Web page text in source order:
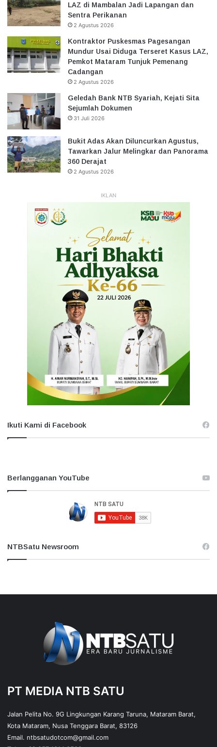
LAZ di Mambalan Jadi Lapangan dan
Sentra Perikanan
2 Agustus 2026
Kontraktor Puskesmas Pagesangan
Mundur Usai Diduga Terseret Kasus LAZ,
Pemkot Mataram Tunjuk Pemenang
Cadangan
2 Agustus 2026
Geledah Bank NTB Syariah, Kejati Sita
Sejumlah Dokumen
31 Juli 2026
Bukit Adas Akan Diluncurkan Agustus,
Tawarkan Jalur Melingkar dan Panorama
360 Derajat
2 Agustus 2026
IKLAN
Ikuti Kami di Facebook
Berlangganan YouTube
NTBSatu Newsroom
PT MEDIA NTB SATU
Jalan Pelita No. 9G Lingkungan Karang Taruna, Mataram Barat,
Kota Mataram, Nusa Tenggara Barat, 83126
Email. ntbsatudotcom@gmail.com